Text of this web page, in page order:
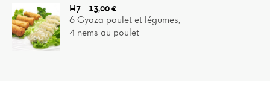
H7
13,00 €
6 Gyoza poulet et légumes,
4 nems au poulet